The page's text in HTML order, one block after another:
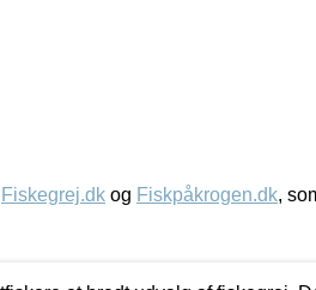
Fiskegrej.dk og Fiskpåkrogen.dk,